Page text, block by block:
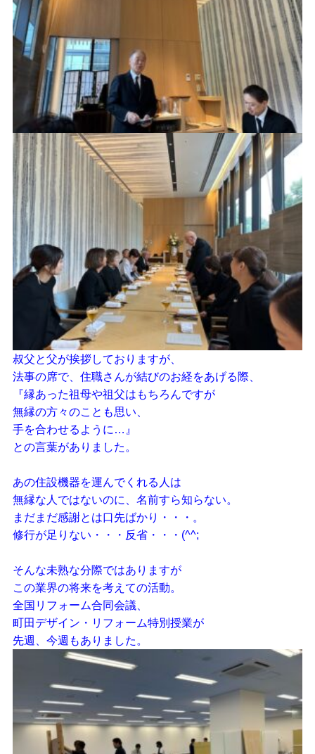
叔父と父が挨拶しておりますが、
法事の席で、住職さんが結びのお経をあげる際、
『縁あった祖母や祖父はもちろんですが
無縁の方々のことも思い、
手を合わせるように…』
との言葉がありました。
あの住設機器を運んでくれる人は
無縁な人ではないのに、名前すら知らない。
まだまだ感謝とは口先ばかり・・・。
修行が足りない・・・反省・・・(^^;
そんな未熟な分際ではありますが
この業界の将来を考えての活動。
全国リフォーム合同会議、
町田デザイン・リフォーム特別授業が
先週、今週もありました。